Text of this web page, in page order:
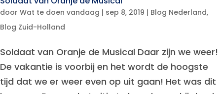
door Wat te doen vandaag | sep 8, 2019 | Blog Nederland,
Blog Zuid-Holland
Soldaat van Oranje de Musical Daar zijn we weer!
De vakantie is voorbij en het wordt de hoogste
tijd dat we er weer even op uit gaan! Het was dit